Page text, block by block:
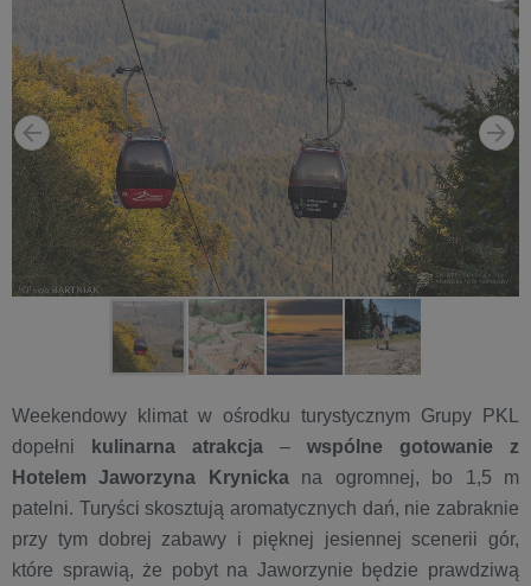
Weekendowy klimat w ośrodku turystycznym Grupy PKL
dopełni
kulinarna atrakcja – wspólne gotowanie z
Hotelem Jaworzyna Krynickana ogromnej, bo 1,5 m
patelni. Turyści skosztują aromatycznych dań, nie zabraknie
przy tym dobrej zabawy i pięknej jesiennej scenerii gór,
które sprawią, że pobyt na Jaworzynie będzie prawdziwą